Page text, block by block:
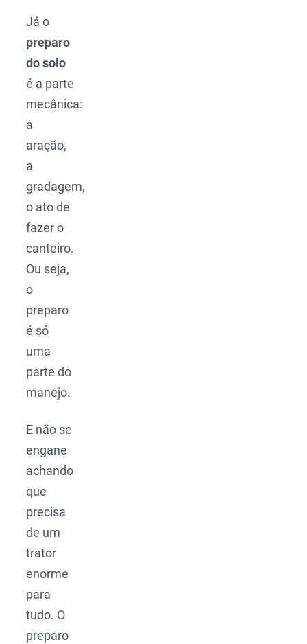
Já o
preparo
do solo
é a parte
mecânica:
a
aração,
a
gradagem,
o ato de
fazer o
canteiro.
Ou seja,
o
preparo
é só
uma
parte do
manejo.
E não se
engane
achando
que
precisa
de um
trator
enorme
para
tudo. O
preparo